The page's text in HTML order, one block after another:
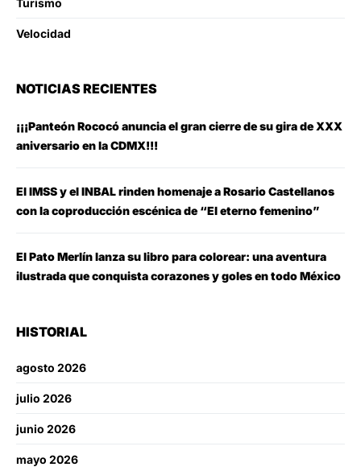
Velocidad
NOTICIAS RECIENTES
¡¡¡Panteón Rococó anuncia el gran cierre de su gira de XXX
aniversario en la CDMX!!!
El IMSS y el INBAL rinden homenaje a Rosario Castellanos
con la coproducción escénica de “El eterno femenino”
El Pato Merlín lanza su libro para colorear: una aventura
ilustrada que conquista corazones y goles en todo México
HISTORIAL
agosto 2026
julio 2026
junio 2026
mayo 2026